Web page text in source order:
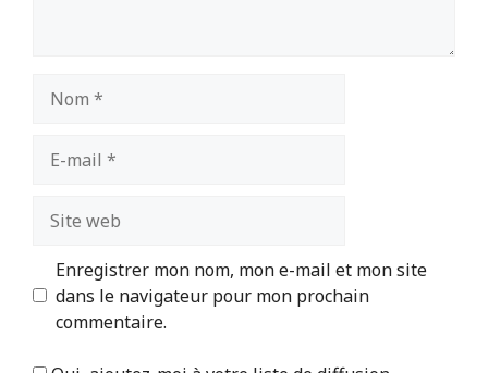
mail
web
Enregistrer mon nom, mon e-mail et mon site
dans le navigateur pour mon prochain
commentaire.